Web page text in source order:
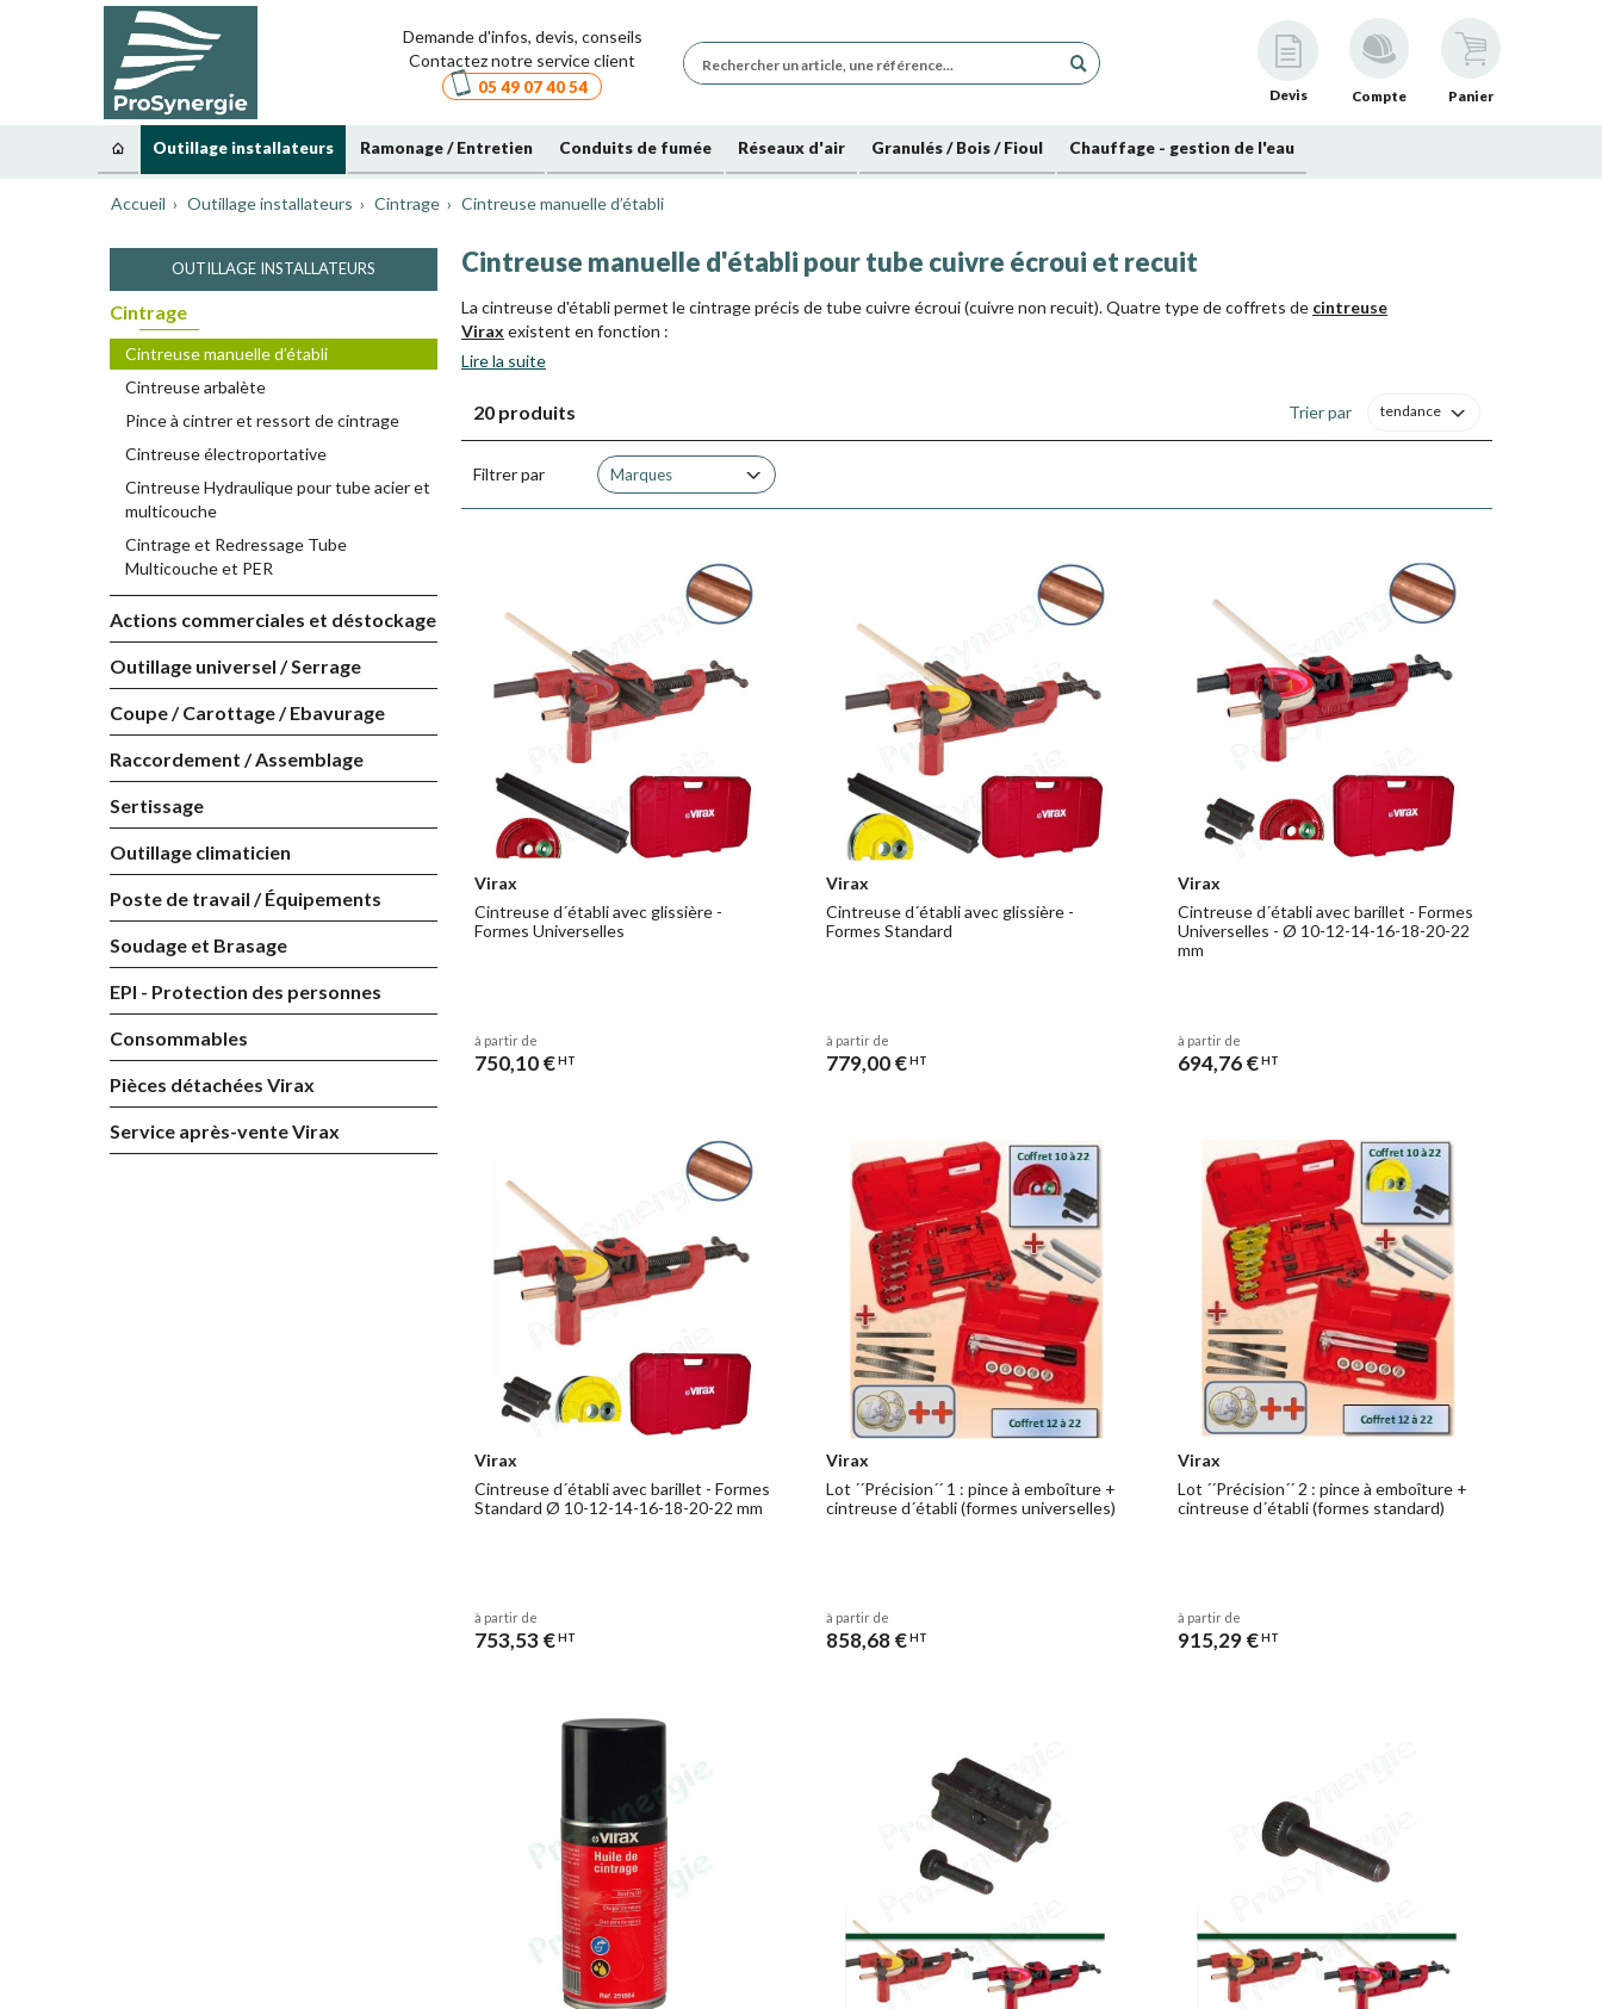
Demande d'infos, devis, conseils
Contactez notre service client
05 49 07 40 54 Devis Compte Panier
Outillage installateurs Ramonage / Entretien Conduits de fumée Réseaux d'air Granulés / Bois / Fioul Chauffage - gestion de l'eau
Accueil Outillage installateurs Cintrage Cintreuse manuelle d’établi
OUTILLAGE INSTALLATEURS
Cintrage
Cintreuse manuelle d’établi
Cintreuse arbalète
Pince à cintrer et ressort de cintrage
Cintreuse électroportative
Cintreuse Hydraulique pour tube acier et
multicouche
Cintrage et Redressage Tube
Multicouche et PER
Actions commerciales et déstockage
Outillage universel / Serrage
Coupe / Carottage / Ebavurage
Raccordement / Assemblage
Sertissage
Outillage climaticien
Poste de travail / Équipements
Soudage et Brasage
EPI - Protection des personnes
Consommables
Pièces détachées Virax
Service après-vente Virax
Cintreuse manuelle d'établi pour tube cuivre écroui et recuit
La cintreuse d'établi permet le cintrage précis de tube cuivre écroui (cuivre non recuit). Quatre type de coffrets de cintreuse
Virax existent en fonction :
Formes Standard (jaune) : cintrage plus court (plus petit rayon)
Contre-forme Barillet
Contre-forme Glissière
Dans le cas de composition avec barillet, les glissières peuvent être ajoutées et inversement. Retrouvez également tous nos modèles de
cintreuses
Lire la suite
20 produits Trier par tendance
Filtrer par Marques
Virax
Cintreuse d´établi avec glissière -
Formes Universelles
à partir de
750,10 €HT
Virax
Cintreuse d´établi avec glissière -
Formes Standard
à partir de
779,00 €HT
Virax
Cintreuse d´établi avec barillet - Formes
Universelles - Ø 10-12-14-16-18-20-22
mm
à partir de
694,76 €HT
Virax
Cintreuse d´établi avec barillet - Formes
Standard Ø 10-12-14-16-18-20-22 mm
à partir de
753,53 €HT
Virax
Lot ´´Précision´´ 1 : pince à emboîture +
cintreuse d´établi (formes universelles)
à partir de
858,68 €HT
Virax
Lot ´´Précision´´ 2 : pince à emboîture +
cintreuse d´établi (formes standard)
à partir de
915,29 €HT